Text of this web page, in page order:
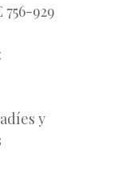
929
y